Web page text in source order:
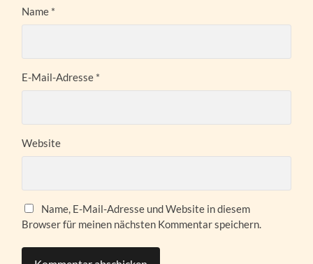
Name *
E-Mail-Adresse *
Website
Name, E-Mail-Adresse und Website in diesem
Browser für meinen nächsten Kommentar speichern.